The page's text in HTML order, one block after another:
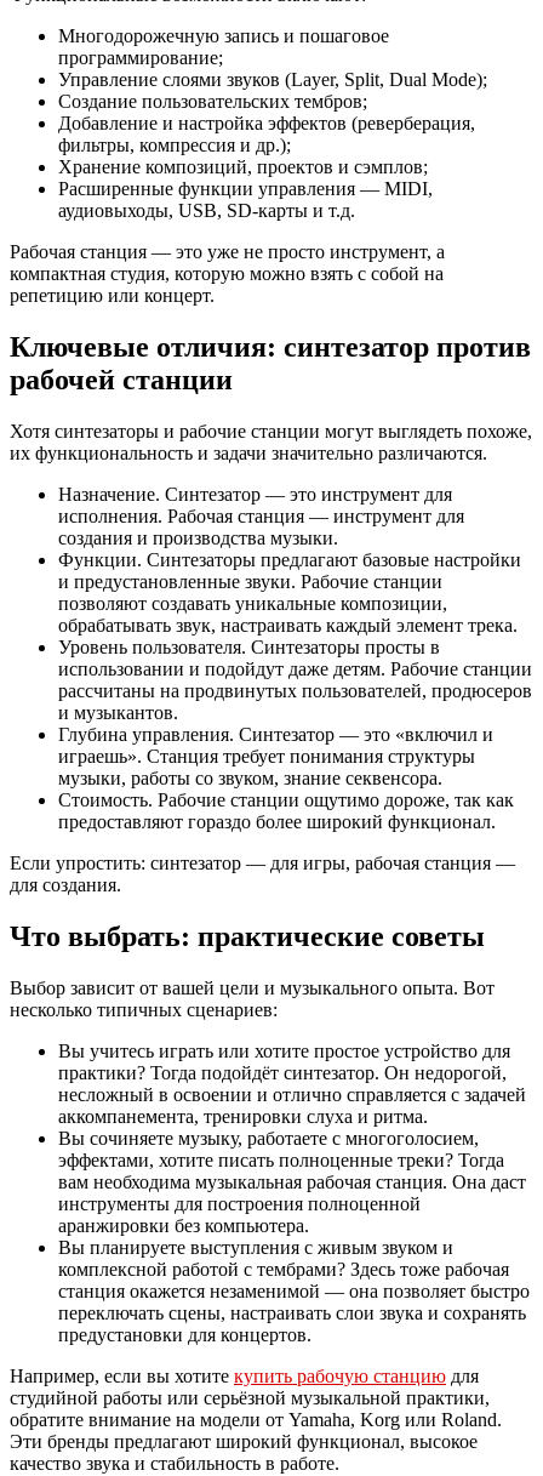
Многодорожечную запись и пошаговое
программирование;
Управление слоями звуков (Layer, Split, Dual Mode);
Создание пользовательских тембров;
Добавление и настройка эффектов (реверберация,
фильтры, компрессия и др.);
Хранение композиций, проектов и сэмплов;
Расширенные функции управления — MIDI,
аудиовыходы, USB, SD-карты и т.д.
Рабочая станция — это уже не просто инструмент, а
компактная студия, которую можно взять с собой на
репетицию или концерт.
Ключевые отличия: синтезатор против
рабочей станции
Хотя синтезаторы и рабочие станции могут выглядеть похоже,
их функциональность и задачи значительно различаются.
Назначение. Синтезатор — это инструмент для
исполнения. Рабочая станция — инструмент для
создания и производства музыки.
Функции. Синтезаторы предлагают базовые настройки
и предустановленные звуки. Рабочие станции
позволяют создавать уникальные композиции,
обрабатывать звук, настраивать каждый элемент трека.
Уровень пользователя. Синтезаторы просты в
использовании и подойдут даже детям. Рабочие станции
рассчитаны на продвинутых пользователей, продюсеров
и музыкантов.
Глубина управления. Синтезатор — это «включил и
играешь». Станция требует понимания структуры
музыки, работы со звуком, знание секвенсора.
Стоимость. Рабочие станции ощутимо дороже, так как
предоставляют гораздо более широкий функционал.
Если упростить: синтезатор — для игры, рабочая станция —
для создания.
Что выбрать: практические советы
Выбор зависит от вашей цели и музыкального опыта. Вот
несколько типичных сценариев:
Вы учитесь играть или хотите простое устройство для
практики? Тогда подойдёт синтезатор. Он недорогой,
несложный в освоении и отлично справляется с задачей
аккомпанемента, тренировки слуха и ритма.
Вы сочиняете музыку, работаете с многоголосием,
эффектами, хотите писать полноценные треки? Тогда
вам необходима музыкальная рабочая станция. Она даст
инструменты для построения полноценной
аранжировки без компьютера.
Вы планируете выступления с живым звуком и
комплексной работой с тембрами? Здесь тоже рабочая
станция окажется незаменимой — она позволяет быстро
переключать сцены, настраивать слои звука и сохранять
предустановки для концертов.
Например, если вы хотите купить рабочую станцию для
студийной работы или серьёзной музыкальной практики,
обратите внимание на модели от Yamaha, Korg или Roland.
Эти бренды предлагают широкий функционал, высокое
качество звука и стабильность в работе.